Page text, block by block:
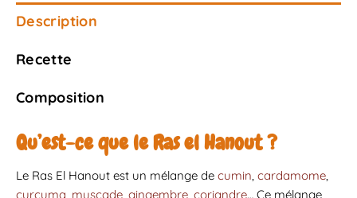
Description
Recette
Composition
Qu’est-ce que le Ras el Hanout ?
Le Ras El Hanout est un mélange de cumin, cardamome,
curcuma, muscade, gingembre, coriandre… Ce mélange